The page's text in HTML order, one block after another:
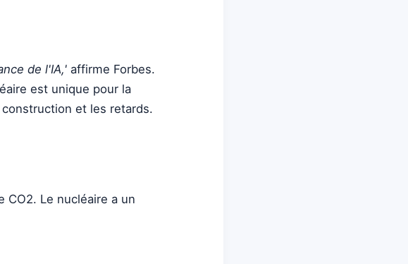
de l'IA,' affirme Forbes.
est unique pour la
et les retards.
CO2. Le nucléaire a un